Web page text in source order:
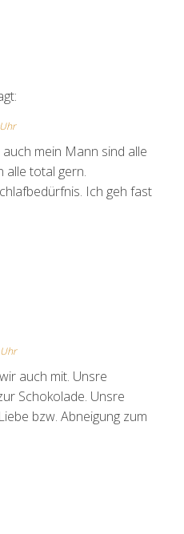
mein Mann sind alle
alle total gern.
Ich geh fast
auch mit. Unsre
Schokolade. Unsre
bzw. Abneigung zum